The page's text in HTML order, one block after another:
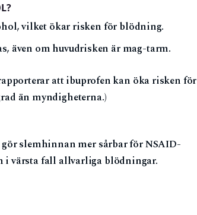
vilket ökar risken för blödning.
även om huvudrisken är mag-tarm.
att ibuprofen kan öka risken för
än myndigheterna.)
slemhinnan mer sårbar för NSAID-
i värsta fall allvarliga blödningar.